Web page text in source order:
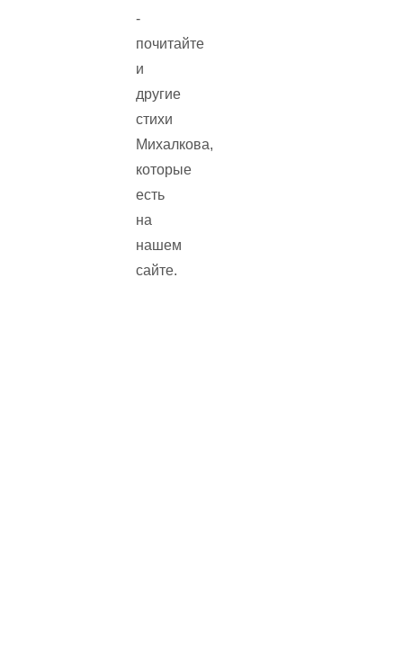
-
почитайте
и
другие
стихи
Михалкова,
которые
есть
на
нашем
сайте.